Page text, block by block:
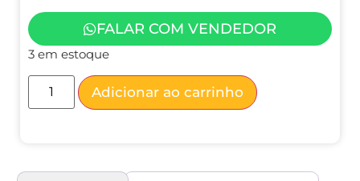
FALAR COM VENDEDOR
3 em estoque
Adicionar ao carrinho